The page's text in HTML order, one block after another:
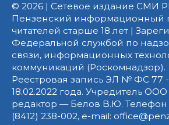
© 2026 | Сетевое издание СМИ
Пензенский информационный
читателей старше 18 лет |
Федеральной службой по
связи, информационных
коммуникаций (Роскомнадзор).
Реестровая запись ЭЛ № ФС 77 -
18.02.2022 года. Учредитель
редактор — Белов В.Ю.
(8412) 238-002, e-mail: